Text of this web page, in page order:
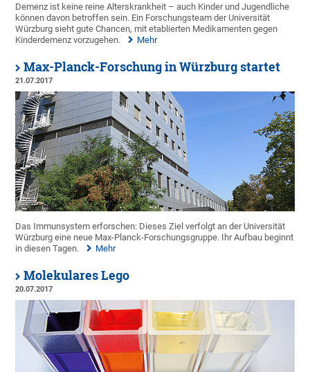
Demenz ist keine reine Alterskrankheit – auch Kinder und Jugendliche
können davon betroffen sein. Ein Forschungsteam der Universität
Würzburg sieht gute Chancen, mit etablierten Medikamenten gegen
Kinderdemenz vorzugehen.
Mehr
Max-Planck-Forschung in Würzburg startet
21.07.2017
Das Immunsystem erforschen: Dieses Ziel verfolgt an der Universität
Würzburg eine neue Max-Planck-Forschungsgruppe. Ihr Aufbau beginnt
in diesen Tagen.
Mehr
Molekulares Lego
20.07.2017